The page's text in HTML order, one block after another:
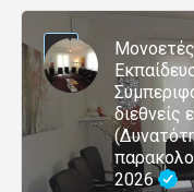
διεθνείς
2026